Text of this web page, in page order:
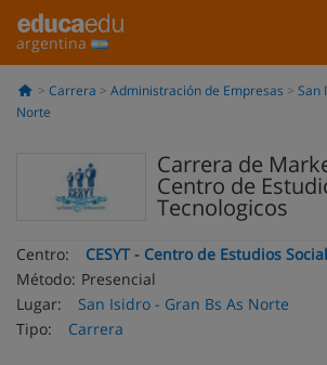
argentina
Carrera Administración de Empresas
San
Norte
Carrera de
Centro de
Tecnologicos
Centro:
CESYT - Centro de Estudios
Método: Presencial
Lugar:
San Isidro - Gran Bs As Norte
Tipo:
Carrera